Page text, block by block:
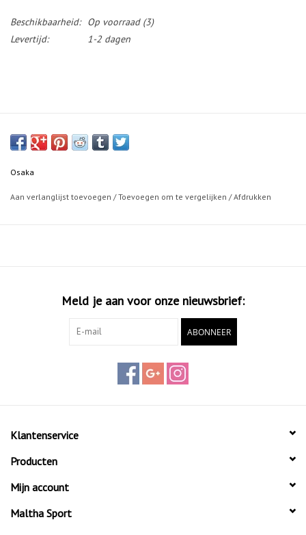
Beschikbaarheid: Op voorraad(3)
Levertijd:
1-2 dagen
Osaka
Aan verlanglijst toevoegen /Toevoegen om te vergelijken /Afdrukken
Meld je aan voor onze nieuwsbrief:
ABONNEER
Klantenservice
Producten
Mijn account
Maltha Sport